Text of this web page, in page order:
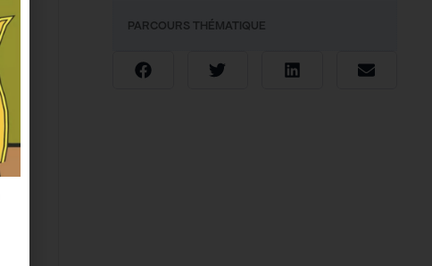
PARCOURS THÉMATIQUE